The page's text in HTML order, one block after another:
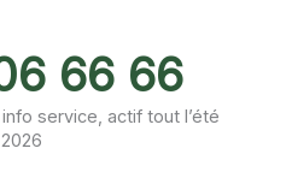
66 66
service, actif tout l’été
2026